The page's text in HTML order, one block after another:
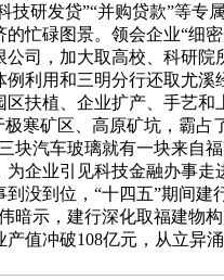
技研发贷”“并购贷款”等专
忙碌图景。领会企业“细
司，加大取高校、科研院
利用和三明分行还取尤溪
扶植、企业扩产、手艺和
寒矿区、高原矿坑，霸占
块汽车玻璃就有一块来自
企业引见科技金融办事走
没到位，“十四五”期间建
暗示，建行深化取福建物
值冲破108亿元，从立异